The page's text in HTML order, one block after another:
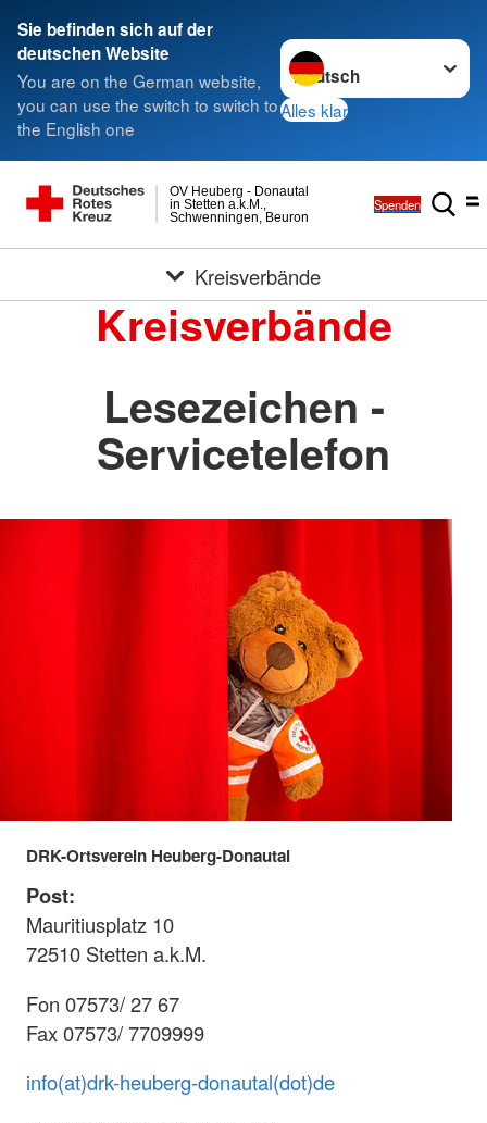
Sie befinden sich auf der
deutschen Website
You are on the German website,
you can use the switch to switch to
the English one
Sprache wechseln zu
Alles klar
Schwenningen, Beuron
in Stetten a.k.M.,
OV Heuberg - Donautal
Spenden
Kreisverbände
Kreisverbände
Lesezeichen -
Servicetelefon
DRK-Ortsverein Heuberg-Donautal
Post:
Mauritiusplatz 10
72510 Stetten a.k.M.
Fon 07573/ 27 67
Fax 07573/ 7709999
info(at)drk-heuberg-donautal(dot)de